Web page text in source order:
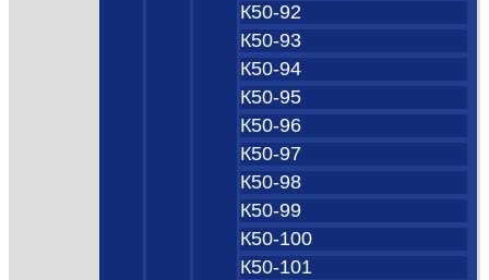
К50-92
К50-93
К50-94
К50-95
К50-96
К50-97
К50-98
К50-99
К50-100
К50-101